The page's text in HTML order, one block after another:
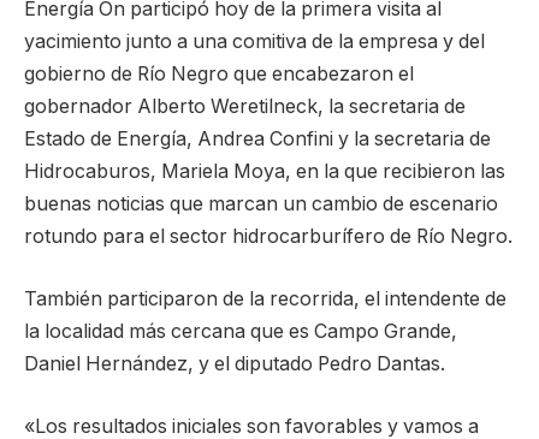
Energía On participó hoy de la primera visita al
yacimiento junto a una comitiva de la empresa y del
gobierno de Río Negro que encabezaron el
gobernador Alberto Weretilneck, la secretaria de
Estado de Energía, Andrea Confini y la secretaria de
Hidrocaburos, Mariela Moya, en la que recibieron las
buenas noticias que marcan un cambio de escenario
rotundo para el sector hidrocarburífero de Río Negro.
También participaron de la recorrida, el intendente de
la localidad más cercana que es Campo Grande,
Daniel Hernández, y el diputado Pedro Dantas.
«Los resultados iniciales son favorables y vamos a